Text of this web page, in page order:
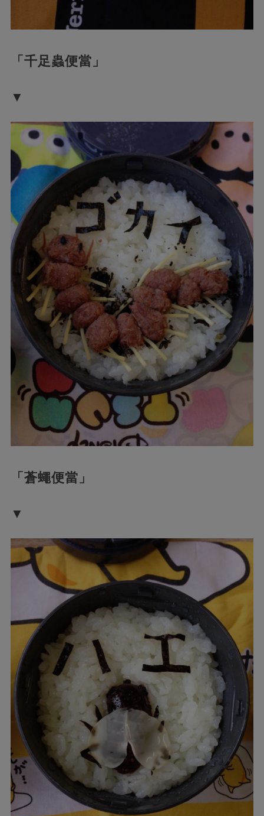
「千足蟲便當」
▼
「蒼蠅便當」
▼